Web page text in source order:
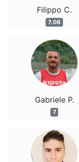
Filippo C.
7.08
Gabriele P.
7